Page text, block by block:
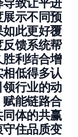
示不同预
此更好覆
馈系统帮
利结合增
低得多认
行业的动
能链路合
体的共赢
住品质变